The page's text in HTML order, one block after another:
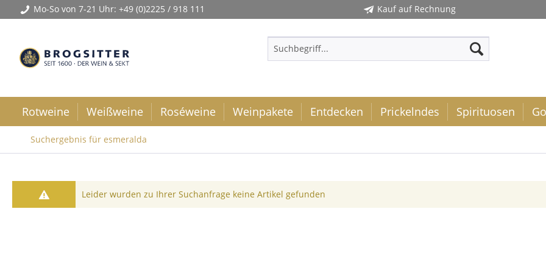
Mo-So von 7-21 Uhr: +49 (0)2225 / 918 111 Kauf auf Rechnung
Rotweine Weißweine Roséweine Weinpakete Entdecken Prickelndes Spirituosen
Suchergebnis für esmeralda
Leider wurden zu Ihrer Suchanfrage keine Artikel gefunden